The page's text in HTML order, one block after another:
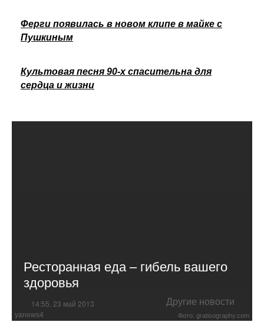
Ферги появилась в новом клипе в майке с
Пушкиным
Культовая песня 90-х спасительна для
сердца и жизни
Ресторанная еда – гибель вашего
здоровья
14:55, 23 май 2013 Другие новости
yanews4 Фото: gratisography.com